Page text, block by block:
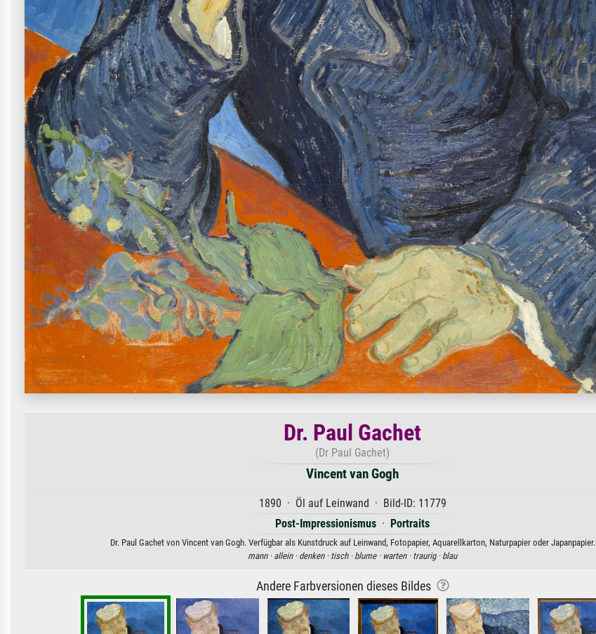
Dr. Paul Gachet
(Dr Paul Gachet)
Vincent van Gogh
1890 · Öl auf Leinwand · Bild-ID: 11779
Post-Impressionismus · Portraits
Dr. Paul Gachet von Vincent van Gogh. Verfügbar als Kunstdruck auf Leinwand, Fotopapier, Aquarellkarton, Naturpapier oder Japanpapier.
mann · allein · denken · tisch · blume · warten · traurig · blau
Andere Farbversionen dieses Bildes